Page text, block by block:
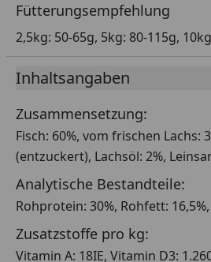
Fütterungsempfehlung
2,5kg: 50-65g, 5kg: 80-115g,
Inhaltsangaben
Zusammensetzung:
Fisch: 60%, vom frischen
(entzuckert), Lachsöl: 2%,
Analytische Bestandteile:
Rohprotein: 30%, Rohfett:
Zusatzstoffe pro kg:
Vitamin A: 18IE, Vitamin D3: